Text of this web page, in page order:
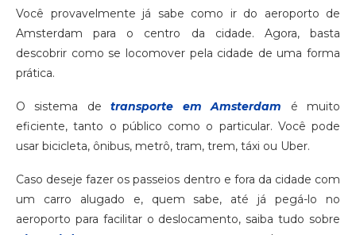
Você provavelmente já sabe como ir do aeroporto de
Amsterdam para o centro da cidade. Agora, basta
descobrir como se locomover pela cidade de uma forma
prática.
O sistema detransporte em Amsterdam é muito
eficiente, tanto o público como o particular. Você pode
usar bicicleta, ônibus, metrô, tram, trem, táxi ou Uber.
Caso deseje fazer os passeios dentro e fora da cidade com
um carro alugado e, quem sabe, até já pegá-lo no
aeroporto para facilitar o deslocamento, saiba tudo sobre